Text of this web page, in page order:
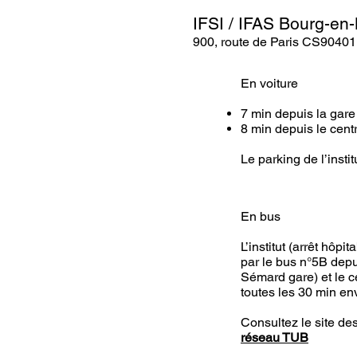
En voiture
7 min depuis la gare
8 min depuis le
Le parking de
IFSI / IFAS Bourg-
900, route de Paris
En bus
L’institut (arrêt
par le bus n°5B
Sémard gare) et le
toutes les 30 min
Consultez le site
réseau TUB